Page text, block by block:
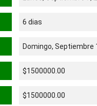
6 dias
Domingo, Septiembre
$1500000.00
$1500000.00